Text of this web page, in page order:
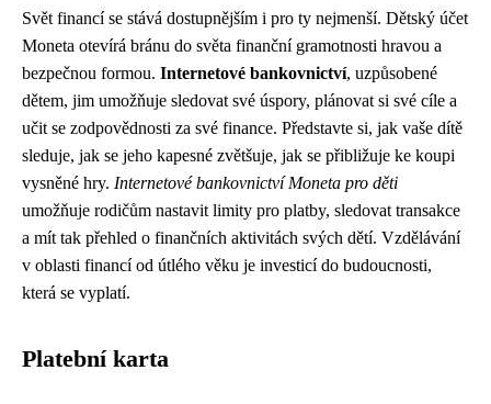
Svět financí se stává dostupnějším i pro ty nejmenší. Dětský účet
Moneta otevírá bránu do světa finanční gramotnosti hravou a
bezpečnou formou. Internetové bankovnictví, uzpůsobené
dětem, jim umožňuje sledovat své úspory, plánovat si své cíle a
učit se zodpovědnosti za své finance. Představte si, jak vaše dítě
sleduje, jak se jeho kapesné zvětšuje, jak se přibližuje ke koupi
vysněné hry. Internetové bankovnictví Moneta pro děti
umožňuje rodičům nastavit limity pro platby, sledovat transakce
a mít tak přehled o finančních aktivitách svých dětí. Vzdělávání
v oblasti financí od útlého věku je investicí do budoucnosti,
která se vyplatí.
Platební karta